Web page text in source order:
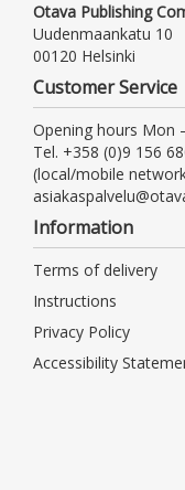
Otava Publishing
Uudenmaankatu 10
00120 Helsinki
Customer Service
Opening hours Mon
Tel. +358 (0)9 156
(local/mobile
Information
Terms of delivery
Instructions
Privacy Policy
Accessibility